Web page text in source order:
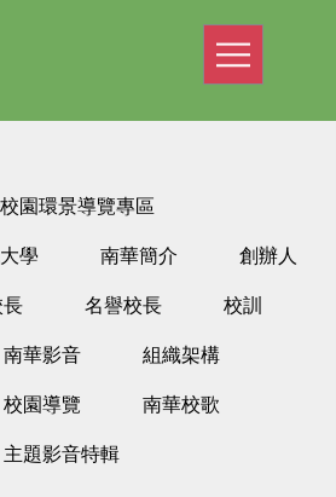
園環景導覽專區
學 南華簡介 創辦人
長 名譽校長 校訓
南華影音 組織架構
校園導覽 南華校歌
主題影音特輯